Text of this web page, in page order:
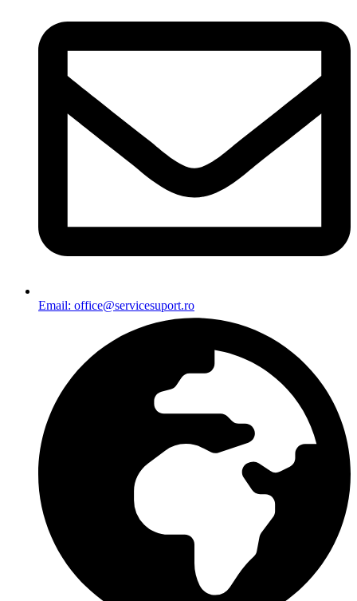
Email: office@servicesuport.ro